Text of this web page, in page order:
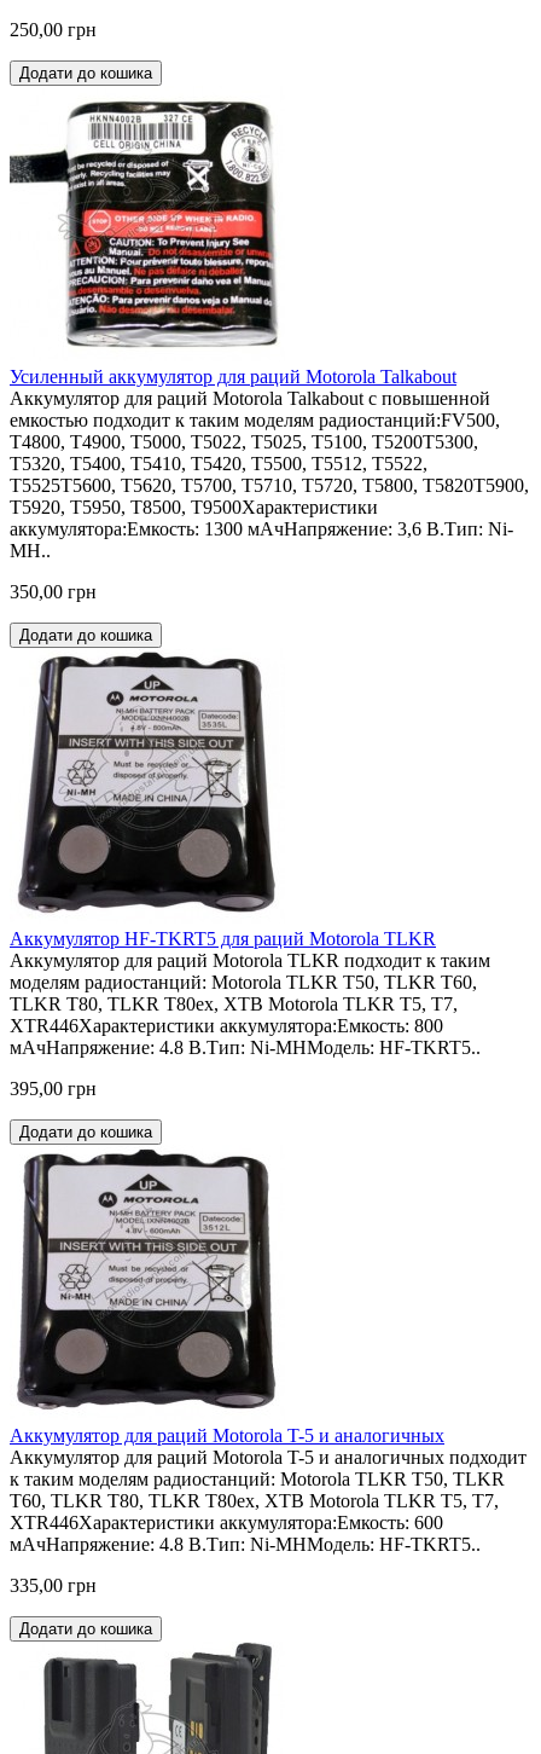
250,00 грн
Додати до кошика
Усиленный аккумулятор для раций Motorola Talkabout
Аккумулятор для раций Motorola Talkabout с повышенной
емкостью подходит к таким моделям радиостанций:FV500,
T4800, T4900, T5000, T5022, T5025, T5100, T5200T5300,
T5320, T5400, T5410, T5420, T5500, T5512, T5522,
T5525T5600, T5620, T5700, T5710, T5720, T5800, T5820T5900,
T5920, T5950, T8500, T9500Характеристики
аккумулятора:Емкость: 1300 мАчНапряжение: 3,6 В.Тип: Ni-
MH..
350,00 грн
Додати до кошика
Аккумулятор HF-TKRT5 для раций Motorola TLKR
Аккумулятор для раций Motorola TLKR подходит к таким
моделям радиостанций: Motorola TLKR T50, TLKR T60,
TLKR T80, TLKR T80ex, XTB Motorola ТLKR T5, Т7,
ХТR446Характеристики аккумулятора:Емкость: 800
мАчНапряжение: 4.8 В.Тип: Ni-MHМодель: HF-TKRT5..
395,00 грн
Додати до кошика
Аккумулятор для раций Motorola T-5 и аналогичных
Аккумулятор для раций Motorola T-5 и аналогичных подходит
к таким моделям радиостанций: Motorola TLKR T50, TLKR
T60, TLKR T80, TLKR T80ex, XTB Motorola ТLKR T5, Т7,
ХТR446Характеристики аккумулятора:Емкость: 600
мАчНапряжение: 4.8 В.Тип: Ni-MHМодель: HF-TKRT5..
335,00 грн
Додати до кошика